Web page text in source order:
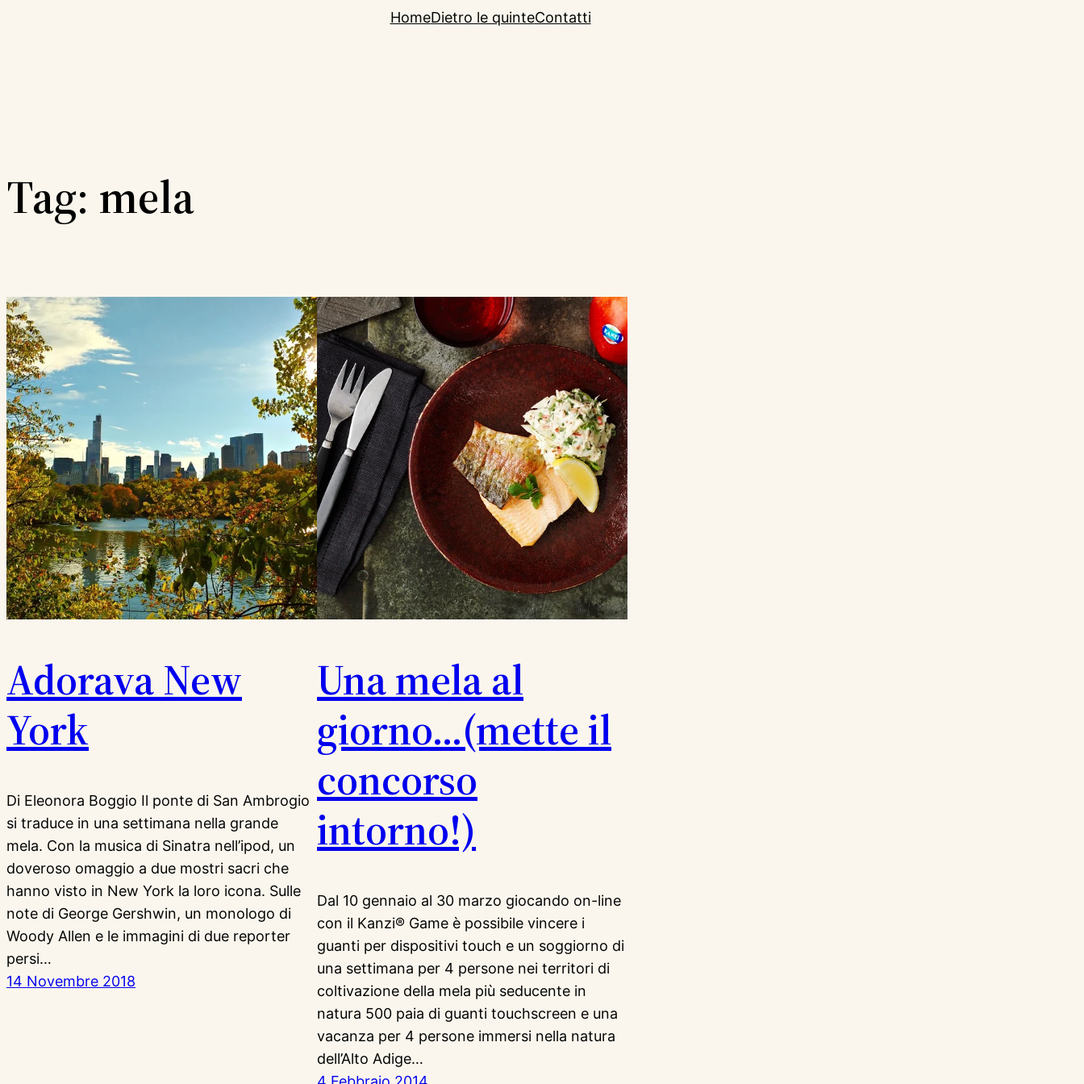
HomeDietro le quinteContatti
Tag: mela
Adorava New
York
Di Eleonora Boggio Il ponte di San Ambrogio
si traduce in una settimana nella grande
mela. Con la musica di Sinatra nell’ipod, un
doveroso omaggio a due mostri sacri che
hanno visto in New York la loro icona. Sulle
note di George Gershwin, un monologo di
Woody Allen e le immagini di due reporter
persi…
14 Novembre 2018
Una mela al
giorno…(mette il
concorso
intorno!)
Dal 10 gennaio al 30 marzo giocando on-line
con il Kanzi® Game è possibile vincere i
guanti per dispositivi touch e un soggiorno di
una settimana per 4 persone nei territori di
coltivazione della mela più seducente in
natura 500 paia di guanti touchscreen e una
vacanza per 4 persone immersi nella natura
dell’Alto Adige…